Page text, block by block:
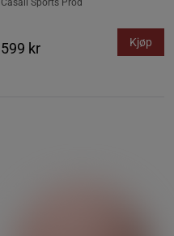
Casall Sports Prod
599 kr Kjøp